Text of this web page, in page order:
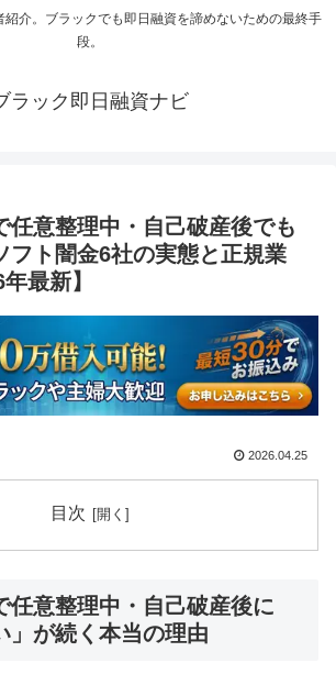
介。ブラックでも即日融資を諦めないための最終手
段。
ラック即日融資ナビ
任意整理中・自己破産後でも
フト闇金6社の実態と正規業
最新】
2026.04.25
目次
任意整理中・自己破産後に
」が続く本当の理由